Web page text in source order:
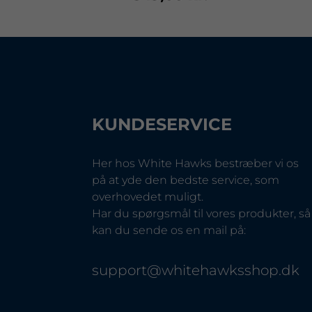
KUNDESERVICE
Her hos White Hawks bestræber vi os
på at yde den bedste service, som
overhovedet muligt.
Har du spørgsmål til vores produkter, så
kan du sende os en mail på:
support@whitehawksshop.dk